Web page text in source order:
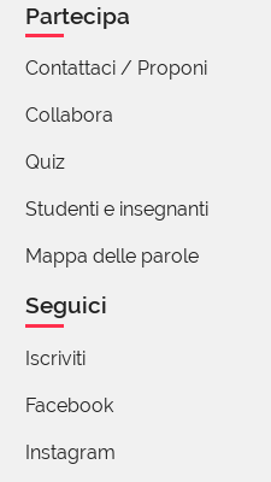
Partecipa
Contattaci / Proponi
Collabora
Quiz
Studenti e insegnanti
Mappa delle parole
Seguici
Iscriviti
Facebook
Instagram